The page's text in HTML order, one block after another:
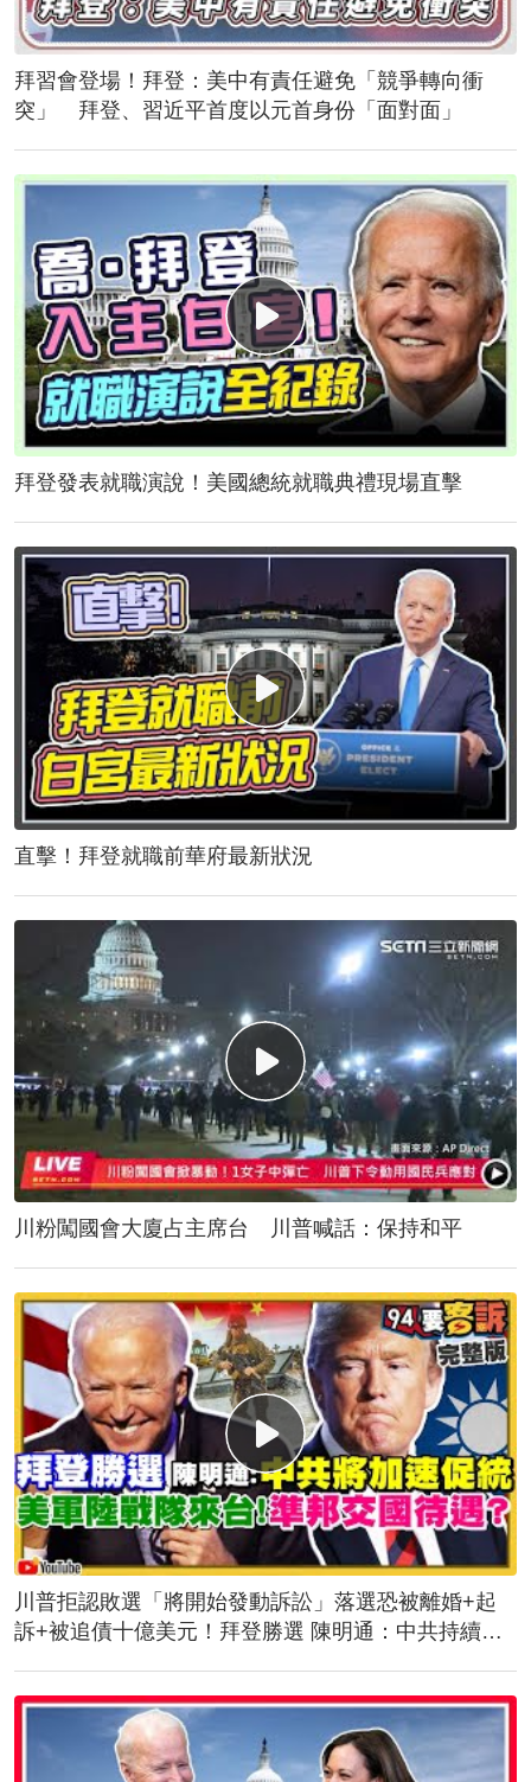
拜習會登場！拜登：美中有責任避免「競爭轉向衝
突」 拜登、習近平首度以元首身份「面對面」
拜登發表就職演說！美國總統就職典禮現場直擊
直擊！拜登就職前華府最新狀況
川粉闖國會大廈占主席台 川普喊話：保持和平
川普拒認敗選「將開始發動訴訟」落選恐被離婚+起
訴+被追債十億美元！拜登勝選 陳明通：中共持續對